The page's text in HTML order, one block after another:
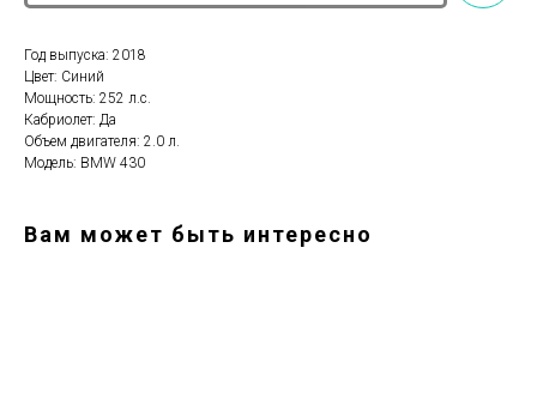
Год выпуска: 2018
Цвет: Синий
Мощность: 252 л.с.
Кабриолет: Да
Объем двигателя: 2.0 л.
Модель: BMW 430
Вам может быть интересно